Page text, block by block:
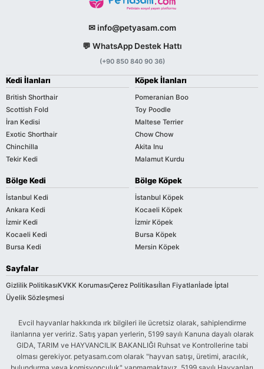
✉ info@petyasam.com
💬 WhatsApp Destek Hattı
(+90 850 840 90 36)
Kedi İlanları
British Shorthair
Scottish Fold
İran Kedisi
Exotic Shorthair
Chinchilla
Tekir Kedi
Köpek İlanları
Pomeranian Boo
Toy Poodle
Maltese Terrier
Chow Chow
Akita Inu
Malamut Kurdu
Bölge Kedi
İstanbul Kedi
Ankara Kedi
İzmir Kedi
Kocaeli Kedi
Bursa Kedi
Bölge Köpek
İstanbul Köpek
Kocaeli Köpek
İzmir Köpek
Bursa Köpek
Mersin Köpek
Sayfalar
Gizlilik PolitikasıKVKK KorumasıÇerez Politikasıİlan Fiyatlarıİade İptal
Üyelik Sözleşmesi
Evcil hayvanlar hakkında ırk bilgileri ile ücretsiz olarak, sahiplendirme
ilanlarına yer veririz. Satış yapan yerlerin, 5199 sayılı Kanuna dayalı olarak
GIDA, TARIM ve HAYVANCILIK BAKANLIĞI Ruhsat ve Kontrollerine tabi
olması gerekiyor. petyasam.com olarak "hayvan satışı, üretimi, aracılık,